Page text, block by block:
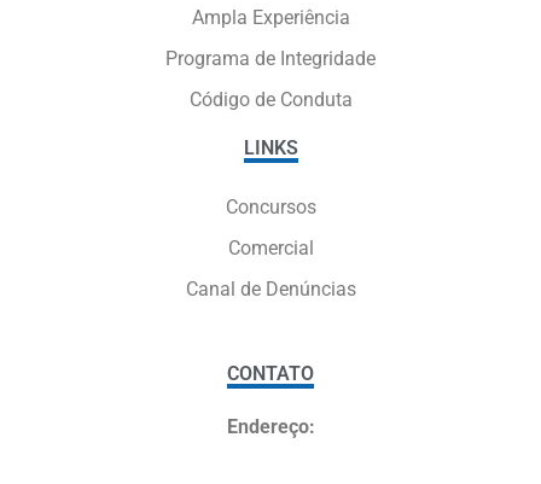
Ampla Experiência
Programa de Integridade
Código de Conduta
LINKS
Concursos
Comercial
Canal de Denúncias
CONTATO
Endereço: